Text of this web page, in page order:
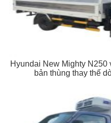
Hyundai New Mighty
bản thùng thay thế